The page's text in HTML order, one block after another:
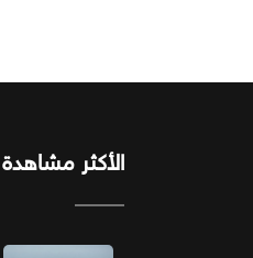
الأكثر مشاهدة